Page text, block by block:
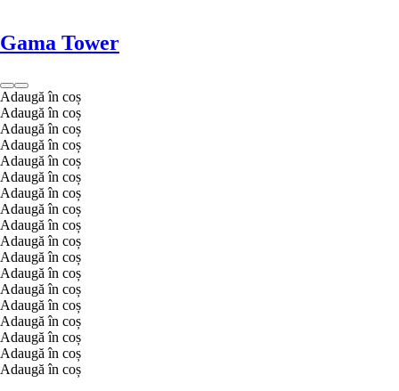
Gama Tower
Adaugă în coș
Adaugă în coș
Adaugă în coș
Adaugă în coș
Adaugă în coș
Adaugă în coș
Adaugă în coș
Adaugă în coș
Adaugă în coș
Adaugă în coș
Adaugă în coș
Adaugă în coș
Adaugă în coș
Adaugă în coș
Adaugă în coș
Adaugă în coș
Adaugă în coș
Adaugă în coș